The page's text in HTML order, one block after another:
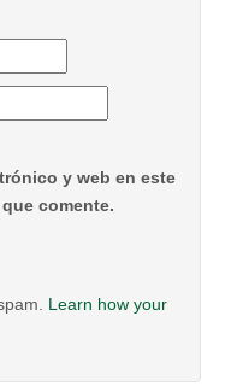
y web en este
comente.
Learn how your